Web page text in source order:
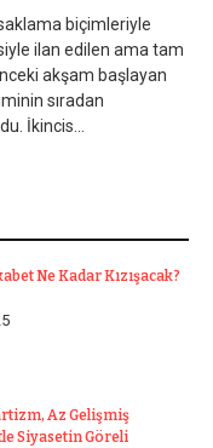
biçimleriyle
ilan edilen ama tam
akşam başlayan
sıradan
İkincis...
Ne Kadar Kızışacak?
Az Gelişmiş
Siyasetin Göreli